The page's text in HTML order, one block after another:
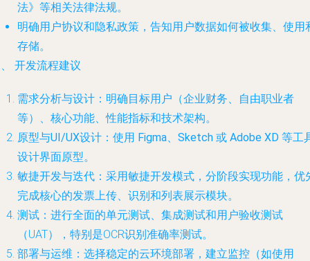
法》等相关法律法规。
明确用户协议和隐私政策，告知用户数据如何被收集、使用
存储。
开发流程建议
需求分析与设计 ：明确目标用户（企业财务、自由职业者
等）、核心功能、性能指标和技术架构。
原型与UI/UX设计 ：使用 Figma、 Sketch 或 Adobe XD 等工
设计界面原型。
敏捷开发与迭代 ：采用敏捷开发模式，分阶段实现功能，优
完成核心的发票上传、识别和列表展示模块。
测试 ：进行全面的单元测试、集成测试和用户验收测试
（UAT），特别是OCR识别准确率测试。
部署与运维 ：选择稳定的云环境部署，建立监控（如使用